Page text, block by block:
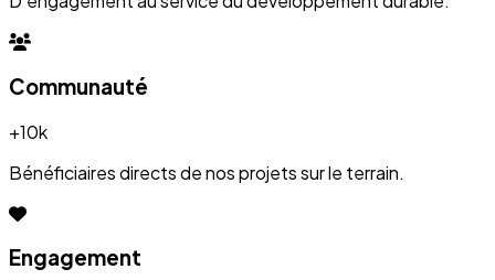
Expertise
Experts mobilisés pour le développement local.
Nos Réalisations
Projets qui transforment des vies